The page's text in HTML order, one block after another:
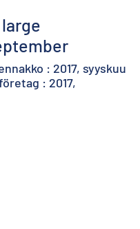
: 2017, syyskuu
: 2017,